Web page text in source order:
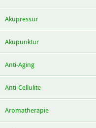
Akupressur
Akupunktur
Anti-Aging
Anti-Cellulite
Aromatherapie